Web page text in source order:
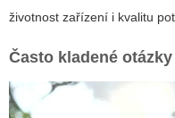
životnost zařízení i kvalitu
Často kladené otázky